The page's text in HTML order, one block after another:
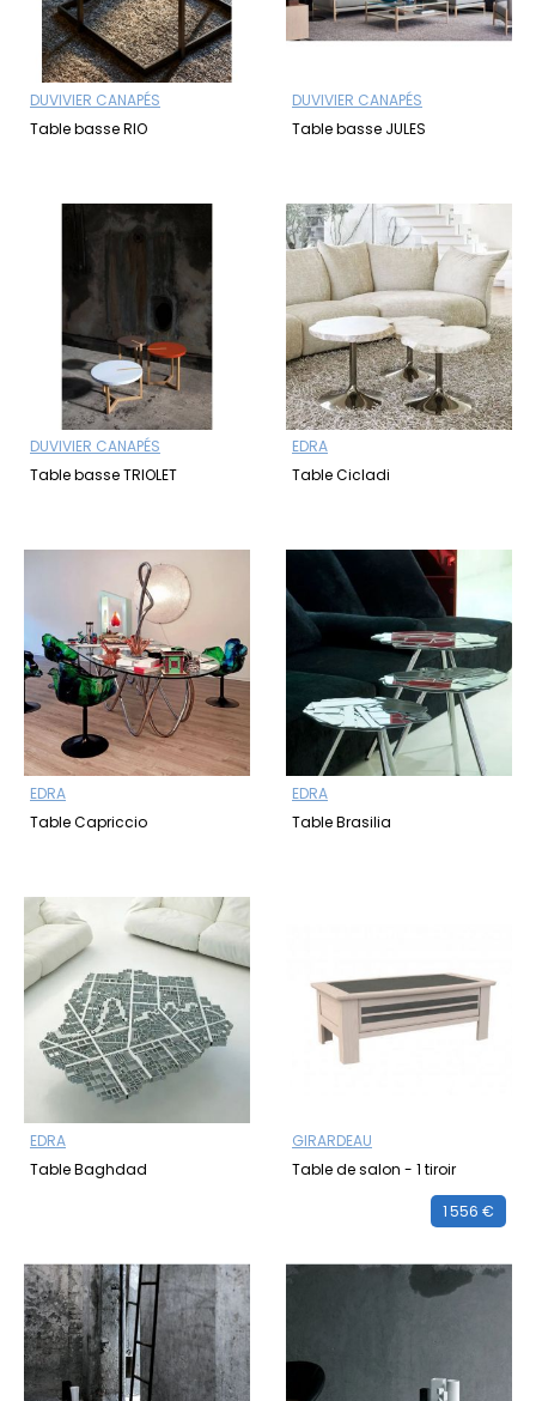
DUVIVIER CANAPÉS
Table basse RIO
DUVIVIER CANAPÉS
Table basse JULES
DUVIVIER CANAPÉS
Table basse TRIOLET
EDRA
Table Cicladi
EDRA
Table Capriccio
EDRA
Table Brasilia
EDRA
Table Baghdad
GIRARDEAU
Table de salon - 1 tiroir
1 556 €